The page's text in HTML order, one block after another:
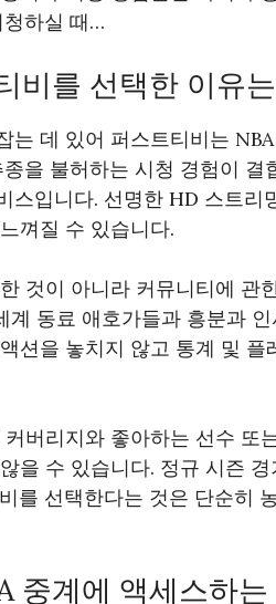
청하실 때…
비를 선택한 이유
는 데 있어 퍼스트티비는
을 불허하는 시청 경험이
스입니다. 선명한 HD 스트리
껴질 수 있습니다.
것이 아니라 커뮤니티에 관
계 동료 애호가들과 흥분과
션을 놓치지 않고 통계 및
버리지와 좋아하는 선수 또
을 수 있습니다. 정규 시즌
를 선택한다는 것은 단순히
중계에 액세스하